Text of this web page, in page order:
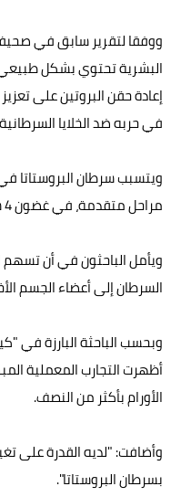
ووفقا لتقرير سابق في
إعادة حقن البروتين على
في حربه ضد الخلايا
ويتسبب سرطان البروستاتا
مراحل متقدمة، في غضون 4 سنوات من الإصابة به.
ويأمل الباحثون في أن تسهم
السرطان إلى أعضاء الجسم
وبحسب الباحثة البارزة في
الأورام بأكثر من النصف.
وأضافت: "لديه القدرة على
بسرطان البروستاتا".